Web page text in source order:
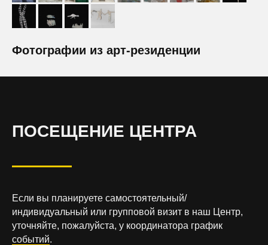
Фотографии из арт-резиденции
ПОСЕЩЕНИЕ ЦЕНТРА
Если вы планируете самостоятельный/
индивидуальный или групповой визит в наш Центр,
уточняйте, пожалуйста, у координатора график
событий.